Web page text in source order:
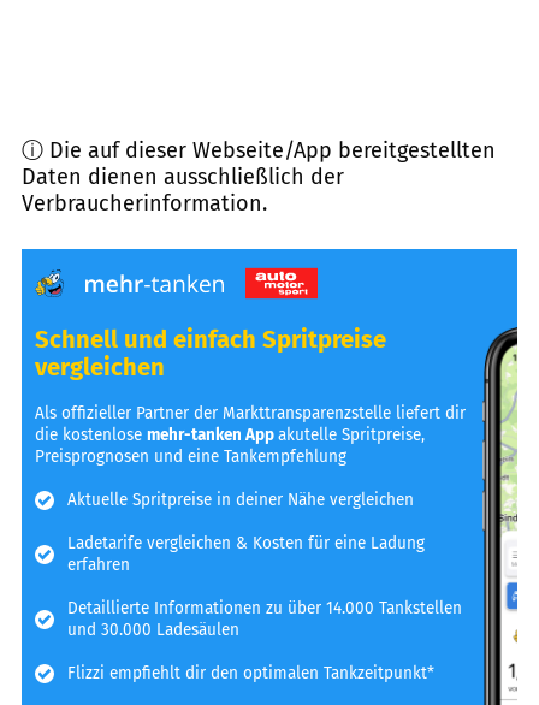
ⓘ Die auf dieser Webseite/App bereitgestellten
Daten dienen ausschließlich der
Verbraucherinformation.
Schnell und einfach Spritpreise
vergleichen
Als offizieller Partner der Markttransparenzstelle liefert dir
die kostenlosemehr-tanken Appakutelle Spritpreise,
Preisprognosen und eine Tankempfehlung
Aktuelle Spritpreise in deiner Nähe vergleichen
Ladetarife vergleichen & Kosten für eine Ladung
erfahren
Detaillierte Informationen zu über 14.000 Tankstellen
und 30.000 Ladesäulen
Flizzi empfiehlt dir den optimalen Tankzeitpunkt*